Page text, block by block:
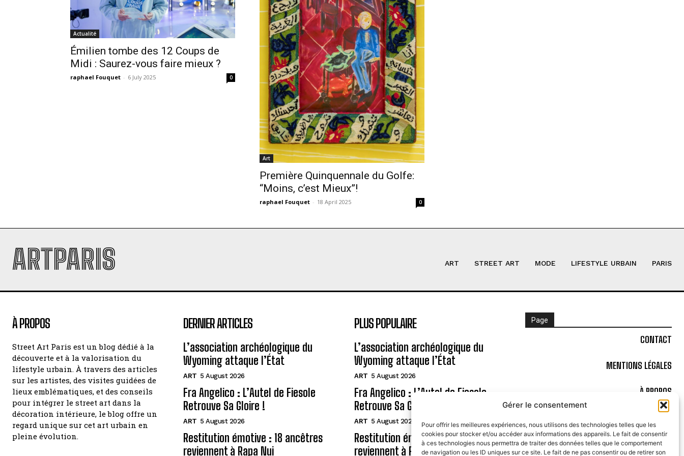
Gérer le consentement
Pour offrir les meilleures expériences, nous utilisons des technologies telles que les
cookies pour stocker et/ou accéder aux informations des appareils. Le fait de consentir
à ces technologies nous permettra de traiter des données telles que le comportement
de navigation ou les ID uniques sur ce site. Le fait de ne pas consentir ou de retirer son
Actualité
Émilien tombe des 12 Coups de
Midi : Saurez-vous faire mieux ?
raphael Fouquet - 6 July 2025 0
Art
Première Quinquennale du Golfe:
“Moins, c’est Mieux”!
raphael Fouquet - 18 April 2025 0
ARTPARIS ART STREET ART MODE LIFESTYLE URBAIN PARIS
À PROPOS
Street Art Paris est un blog dédié à la
découverte et à la valorisation du
lifestyle urbain. À travers des articles
sur les artistes, des visites guidées de
lieux emblématiques, et des conseils
pour intégrer le street art dans la
décoration intérieure, le blog offre un
regard unique sur cet art urbain en
pleine évolution.
DERNIER ARTICLES
L’association archéologique du
Wyoming attaque l’État
ART 5 August 2026
Fra Angelico : L’Autel de Fiesole
Retrouve Sa Gloire !
ART 5 August 2026
Restitution émotive : 18 ancêtres
reviennent à Rapa Nui
PLUS POPULAIRE
L’association archéologique du
Wyoming attaque l’État
ART 5 August 2026
Fra Angelico : L’Autel de Fiesole
Retrouve Sa Gloire !
ART 5 August 2026
Restitution émotive : 18 ancêtres
reviennent à Rapa Nui
Page
CONTACT
MENTIONS LÉGALES
À PROPOS